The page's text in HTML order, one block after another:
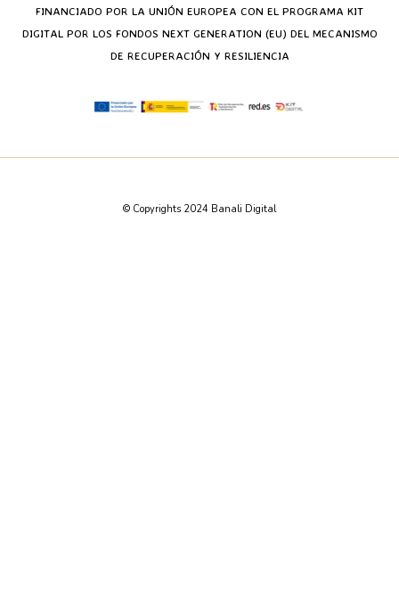
FINANCIADO POR LA UNIÓN EUROPEA CON EL PROGRAMA KIT
DIGITAL POR LOS FONDOS NEXT GENERATION (EU) DEL MECANISMO
DE RECUPERACIÓN Y RESILIENCIA
© Copyrights 2024 Banali Digital